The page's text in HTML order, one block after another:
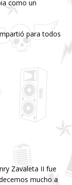
como un
para todos
Zavaleta II fue
mucho a